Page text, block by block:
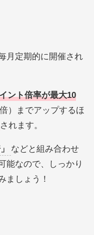
月定期的に開催され
ント倍率が最大10
）までアップするほ
されます。
などと組み合わせ
能なので、しっかり
ましょう！